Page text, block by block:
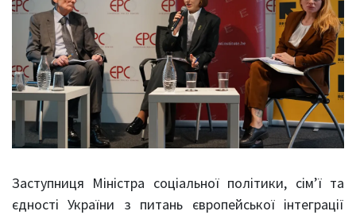
Заступниця Міністра соціальної політики, сім’ї та
єдності України з питань європейської інтеграції